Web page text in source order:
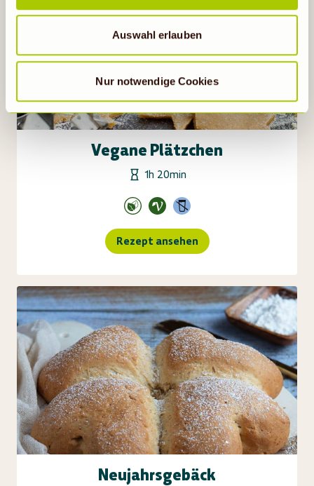
Wenn auf „Nur notwendige Cookies“ geklickt bzw.
statistische Cookies abgewählt werden, findet die
Auswahl erlauben
Nur notwendige Cookies
Vegane Plätzchen
1h 20min
Rezept ansehen
Neujahrsgebäck